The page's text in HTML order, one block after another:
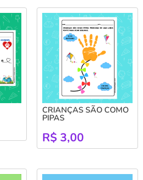
CRIANÇAS SÃO COMO
PIPAS
R$ 3,00